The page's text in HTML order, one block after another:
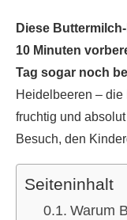
Diese
10 Minuten
Tag sogar noch
Heidelbeeren – die
fruchtig und
Besuch, den
Seiteninhalt
Warum